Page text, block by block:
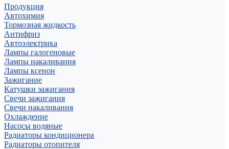
Продукция
Автохимия
Тормозная жидкость
Антифриз
Автоэлектрика
Лампы галогеновые
Лампы накаливания
Лампы ксенон
Зажигание
Катушки зажигания
Свечи зажигания
Свечи накаливания
Охлаждение
Насосы водяные
Радиаторы кондиционера
Радиаторы отопителя